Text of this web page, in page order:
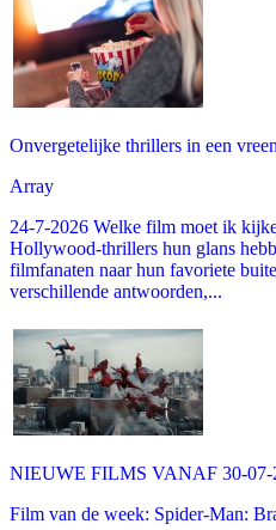
Onvergetelijke thrillers in een
Array
24-7-2026 Welke film moet ik
Hollywood-thrillers hun glans
filmfanaten naar hun favoriete
verschillende antwoorden,...
NIEUWE FILMS VANAF 30-07-
Film van de week: Spider-Man: